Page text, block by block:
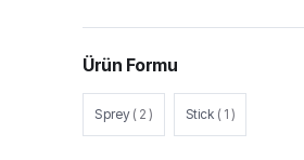
Ürün Formu
Sprey ( 2 ) Stick ( 1 )